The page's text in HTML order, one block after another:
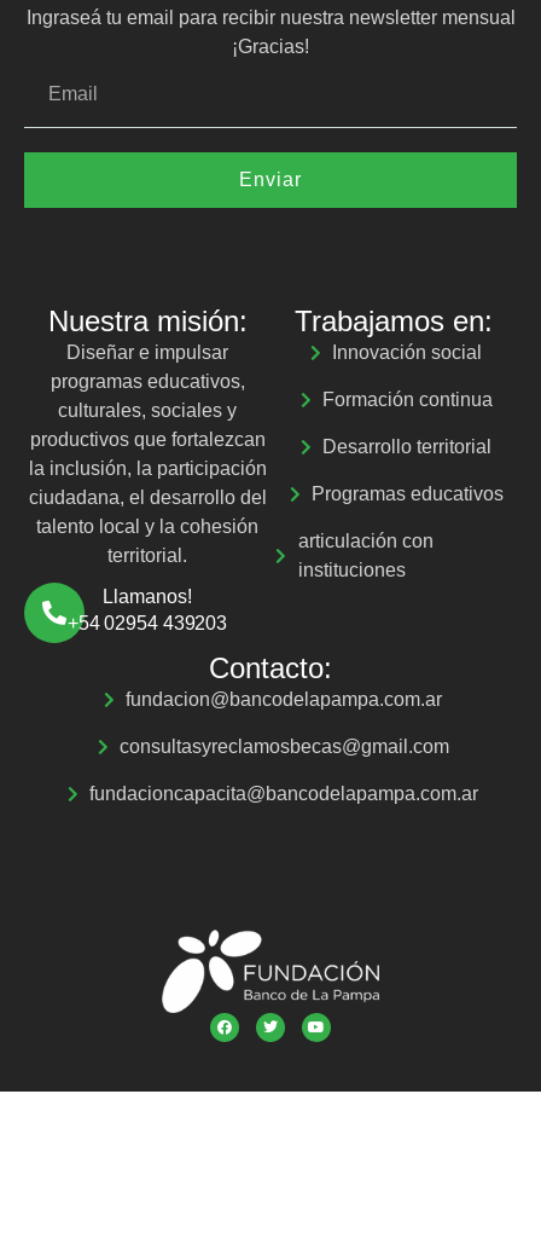
Ingraseá tu email para recibir nuestra newsletter mensual
¡Gracias!
Enviar
Nuestra misión:
Diseñar e impulsar
programas educativos,
culturales, sociales y
productivos que fortalezcan
la inclusión, la participación
ciudadana, el desarrollo del
talento local y la cohesión
territorial.
Llamanos!
+54 02954 439203
Trabajamos en:
Innovación social
Formación continua
Desarrollo territorial
Programas educativos
articulación con
instituciones
Contacto:
fundacion@bancodelapampa.com.ar
consultasyreclamosbecas@gmail.com
fundacioncapacita@bancodelapampa.com.ar